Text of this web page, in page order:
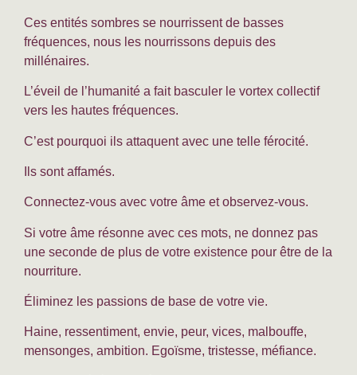
Ces entités sombres se nourrissent de basses
fréquences, nous les nourrissons depuis des
millénaires.
L’éveil de l’humanité a fait basculer le vortex collectif
vers les hautes fréquences.
C’est pourquoi ils attaquent avec une telle férocité.
Ils sont affamés.
Connectez-vous avec votre âme et observez-vous.
Si votre âme résonne avec ces mots, ne donnez pas
une seconde de plus de votre existence pour être de la
nourriture.
Éliminez les passions de base de votre vie.
Haine, ressentiment, envie, peur, vices, malbouffe,
mensonges, ambition. Egoïsme, tristesse, méfiance.